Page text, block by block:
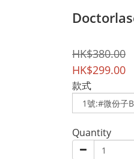
HK$380.00
HK$299.00
款式
Quantity